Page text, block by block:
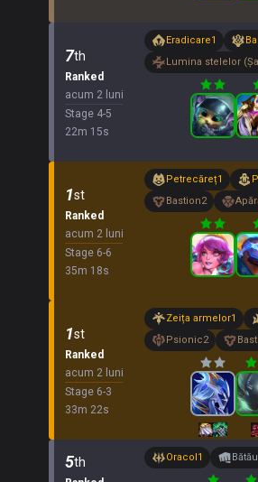
7th
Ranked
acum 2 luni
Stage 4-5
22m 15s
Eradicare1
Lumina stelelor
1st
Ranked
acum 2 luni
Stage 6-6
35m 18s
Petrecăreț1
Bastion2
1st
Ranked
acum 2 luni
Stage 6-3
33m 22s
Zeița armelor1
Psionic2
5th Oracol1